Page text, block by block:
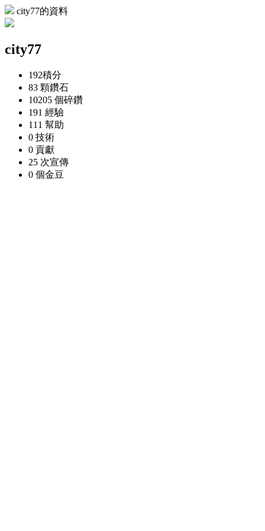
city77的資料
city77
192積分
83 顆鑽石
10205 個碎鑽
191 經驗
111 幫助
0 技術
0 貢獻
25 次宣傳
0 個金豆